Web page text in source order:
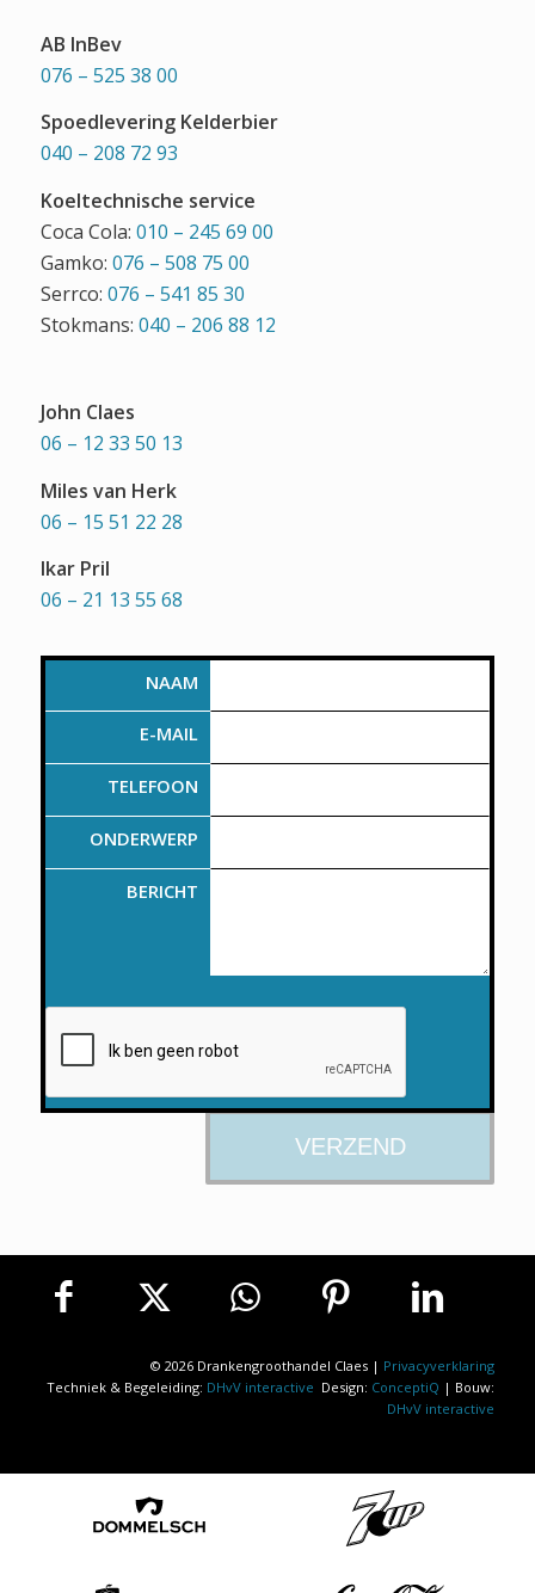
AB InBev
076 – 525 38 00
Spoedlevering Kelderbier
040 – 208 72 93
Koeltechnische service
Coca Cola: 010 – 245 69 00
Gamko: 076 – 508 75 00
Serrco: 076 – 541 85 30
Stokmans: 040 – 206 88 12
John Claes
06 – 12 33 50 13
Miles van Herk
06 – 15 51 22 28
Ikar Pril
06 – 21 13 55 68
NAAM
E-MAIL
TELEFOON
ONDERWERP
BERICHT
© 2026 Drankengroothandel Claes | Privacyverklaring
Techniek & Begeleiding: DHvV interactive Design: ConceptiQ | Bouw:
DHvV interactive